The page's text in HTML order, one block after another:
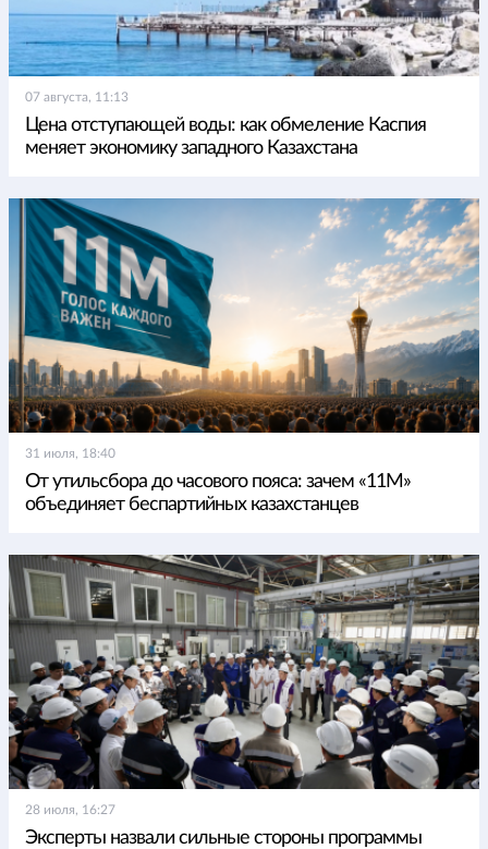
07 августа, 11:13
Цена отступающей воды: как обмеление Каспия
меняет экономику западного Казахстана
31 июля, 18:40
От утильсбора до часового пояса: зачем «11М»
объединяет беспартийных казахстанцев
28 июля, 16:27
Эксперты назвали сильные стороны программы